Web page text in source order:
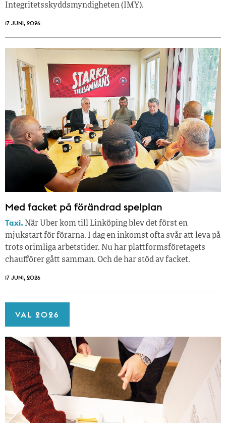
Integritetsskyddsmyndigheten (IMY).
17 JUNI, 2026
Med facket på förändrad spelplan
Taxi. När Uber kom till Linköping blev det först en
mjukstart för förarna. I dag en inkomst ofta svår att leva på
trots orimliga arbetstider. Nu har plattformsföretagets
chaufförer gått samman. Och de har stöd av facket.
17 JUNI, 2026
VAL 2026